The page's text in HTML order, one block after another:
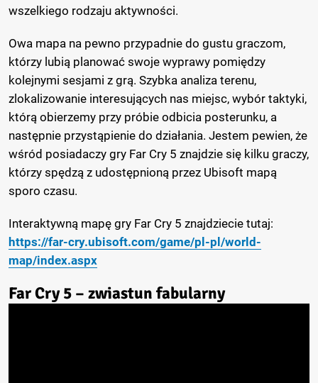
wszelkiego rodzaju aktywności.
Owa mapa na pewno przypadnie do gustu graczom,
którzy lubią planować swoje wyprawy pomiędzy
kolejnymi sesjami z grą. Szybka analiza terenu,
zlokalizowanie interesujących nas miejsc, wybór taktyki,
którą obierzemy przy próbie odbicia posterunku, a
następnie przystąpienie do działania. Jestem pewien, że
wśród posiadaczy gry Far Cry 5 znajdzie się kilku graczy,
którzy spędzą z udostępnioną przez Ubisoft mapą
sporo czasu.
Interaktywną mapę gry Far Cry 5 znajdziecie tutaj:
https://far-cry.ubisoft.com/game/pl-pl/world-
map/index.aspx
Far Cry 5 – zwiastun fabularny